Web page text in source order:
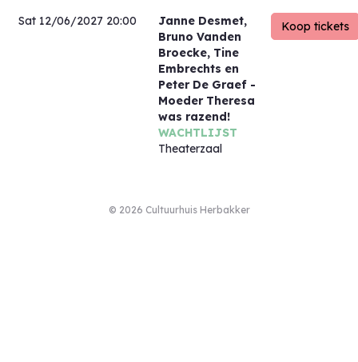
Sat 12/06/2027 20:00
Janne Desmet,
Bruno Vanden
Broecke, Tine
Embrechts en
Peter De Graef -
Moeder Theresa
was razend!
WACHTLIJST
Theaterzaal
© 2026 Cultuurhuis Herbakker